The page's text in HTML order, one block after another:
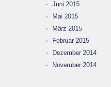
Juni 2015
Mai 2015
März 2015
Februar 2015
Dezember 2014
November 2014